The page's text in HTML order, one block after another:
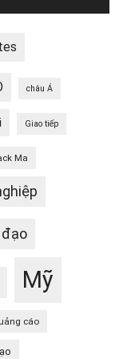
châu Á
Giao tiếp
Ma
đạo
Mỹ
cáo